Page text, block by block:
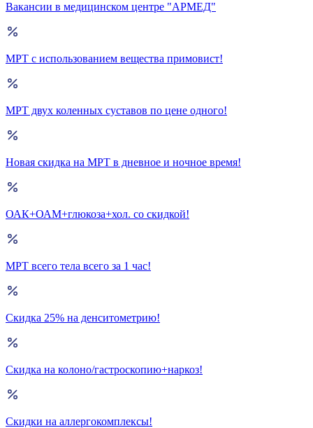
Вакансии в медицинском центре "АРМЕД"
МРТ с использованием вещества примовист!
МРТ двух коленных суставов по цене одного!
Новая скидка на МРТ в дневное и ночное время!
ОАК+ОАМ+глюкоза+хол. со скидкой!
МРТ всего тела всего за 1 час!
Скидка 25% на денситометрию!
Скидка на колоно/гастроскопию+наркоз!
Скидки на аллергокомплексы!